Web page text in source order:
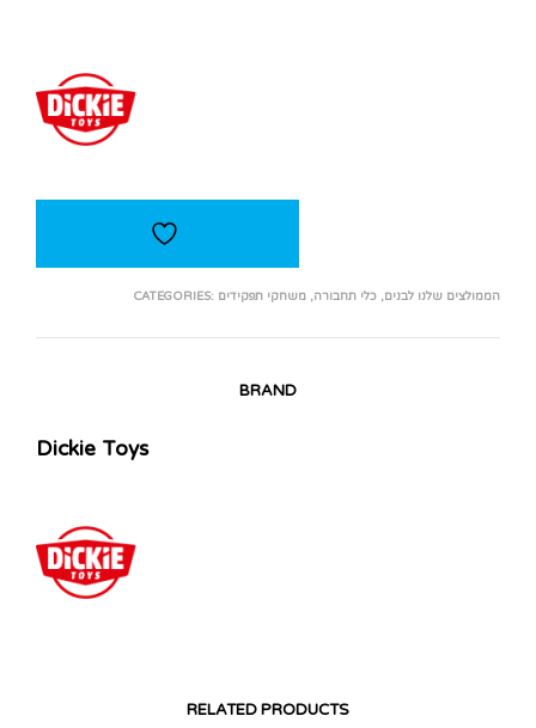
CATEGORIES: הממולצים שלנו לבנים, כלי תחבורה, משחקי תפקידים
BRAND
Dickie Toys
RELATED PRODUCTS